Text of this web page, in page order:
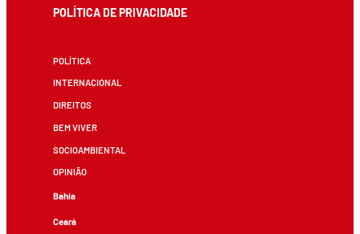
POLÍTICA DE PRIVACIDADE
POLÍTICA
INTERNACIONAL
DIREITOS
BEM VIVER
SOCIOAMBIENTAL
OPINIÃO
Bahia
Ceará